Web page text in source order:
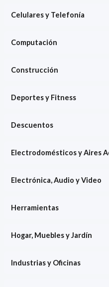
Celulares y Telefonía
Computación
Construcción
Deportes y Fitness
Descuentos
Electrodomésticos y Aires
Electrónica, Audio y Video
Herramientas
Hogar, Muebles y Jardín
Industrias y Oficinas